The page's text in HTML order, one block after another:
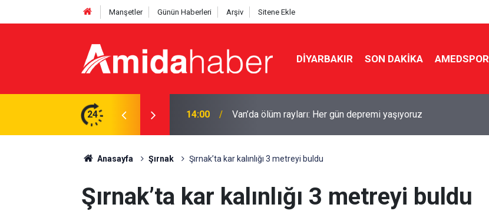
Manşetler Günün Haberleri Arşiv Sitene Ekle
DIYARBAKIR SON DAKIKA AMEDSPOR
24 13:10 DEM Parti’den çerçeve yasa açıklaması: Dönüş yolu açıldı
Anasayfa Şırnak Şırnak’ta kar kalınlığı 3 metreyi buldu
Şırnak’ta kar kalınlığı 3 metreyi buldu